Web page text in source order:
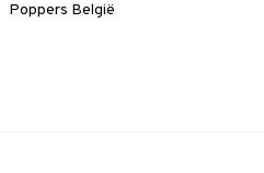
Poppers België